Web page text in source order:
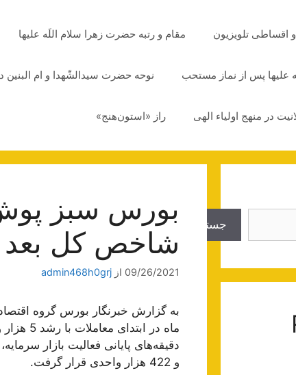
اقساطی تلویزیون مقام و رتبه حضرت زهرا سلام اللَه علیها
علیها پس از نماز مستحب نوحه حضرت سیدالشّهدا و ام
در منهج اولیاء الهی راز «استون‌هنج»
شاخص کل بعد از 15 روز
09/26/2021 از admin468h0grj
دقیقه‌های پایانی فعالیت بازار سرمایه،
و 422 هزار واحدی قرار گرفت.
جستجو